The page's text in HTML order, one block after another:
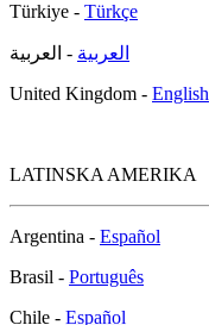
Türkiye - Türkçe
العربية - العربية
United Kingdom - English
LATINSKA AMERIKA
Argentina - Español
Brasil - Português
Chile - Español